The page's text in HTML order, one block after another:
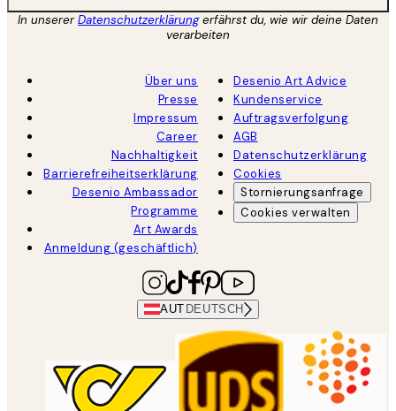
In unsererDatenschutzerklärungerfährst du, wie wir deine Daten
verarbeiten
Über uns
Presse
Impressum
Career
Nachhaltigkeit
Barrierefreiheitserklärung
Desenio Ambassador
Programme
Art Awards
Anmeldung (geschäftlich)
Desenio Art Advice
Kundenservice
Auftragsverfolgung
AGB
Datenschutzerklärung
Cookies
Stornierungsanfrage
Cookies verwalten
AUT DEUTSCH